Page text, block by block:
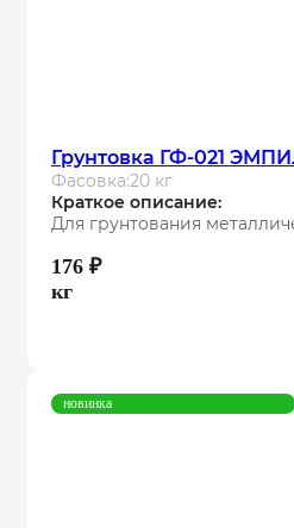
Грунтовка ГФ-021
Фасовка:20 кг
Краткое описание:
Для грунтования
176 ₽
кг
новинка